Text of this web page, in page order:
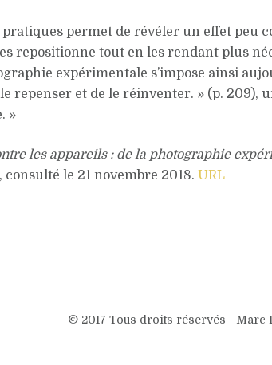
permet de révéler un effet
repositionne tout en les rendant plus
expérimentale s’impose ainsi
repenser et de le réinventer. » (p. 209),
»
les appareils : de la photographie
le 21 novembre 2018. URL
© 2017 Tous droits réservés - Marc